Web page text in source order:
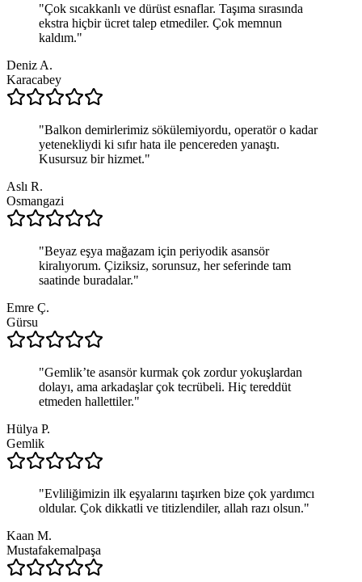
"Çok sıcakkanlı ve dürüst esnaflar. Taşıma sırasında
ekstra hiçbir ücret talep etmediler. Çok memnun
kaldım."
Deniz A.
Karacabey
"Balkon demirlerimiz sökülemiyordu, operatör o kadar
yetenekliydi ki sıfır hata ile pencereden yanaştı.
Kusursuz bir hizmet."
Aslı R.
Osmangazi
"Beyaz eşya mağazam için periyodik asansör
kiralıyorum. Çiziksiz, sorunsuz, her seferinde tam
saatinde buradalar."
Emre Ç.
Gürsu
"Gemlik’te asansör kurmak çok zordur yokuşlardan
dolayı, ama arkadaşlar çok tecrübeli. Hiç tereddüt
etmeden hallettiler."
Hülya P.
Gemlik
"Evliliğimizin ilk eşyalarını taşırken bize çok yardımcı
oldular. Çok dikkatli ve titizlendiler, allah razı olsun."
Kaan M.
Mustafakemalpaşa